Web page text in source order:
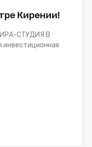
Кирении!
СТУДИЯ В